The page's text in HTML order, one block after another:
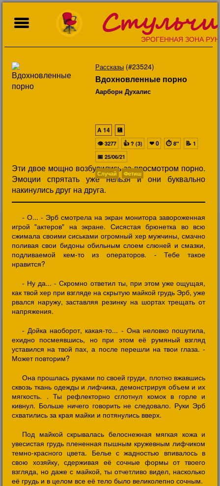
ЭРОГЕННАЯ ЗОНА
Рассказы (#23524)
Вдохновленные порно
Аарборн Духалис
Эти двое мощно возбудились за просмотром порно.
Эмоции спрятать уже нельзя и они буквально
накинулись друг на друга.
A14
💾
👁3277 👍 ? (3) ❤0 ⏱ 8" 📝 1
📅 25/06/21
Случай Фетиш
- О... - Эрб смотрела на экран монитора завороженная
игрой "актеров" на экране. Сисястая брюнетка во всю
сжимала своими сиськами огромный хер мужчины, смачно
поливая свои бидоны обильным слоем слюней и смазки,
подливаемой кем-то из операторов. - Тебе такое
нравится?
- Ну да... - Скромно ответил ты, при этом уже ощущая,
как твой хер при взгляде на скрытую майкой грудь Эрб, уже
рвался наружу, заставляя резинку на шортах трещать от
напряжения.
- Дойка наоборот, какая-то... - Она неловко пошутила,
ехидно посмеявшись, но при этом её румяный взгляд
уставился на твой пах, а после перешли на твои глаза. -
Может повторим?
Она прошлась руками по своей груди, плотно вжавшись
сквозь ткань одежды и лифчика, демонстрируя объем и их
мягкость. . Ты рефлекторно сглотнул комок в горле и
кивнул. Больше ничего говорить не следовало. Руки Эрб
схватились за края майки и потянулись вверх.
Под майкой скрывалась белоснежная мягкая кожа и
увесистая грудь плененная пышным кружевным лифчиком
темно-красного цвета. Белье с жадностью впивалось в
свою хозяйку, сдерживая её сочные формы от твоего
взгляда, но даже с майкой, ты отчетливо видел, насколько
её грудь и в целом все её тело было великолепно сочным.